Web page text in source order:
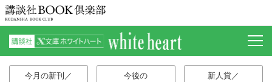
今月の新刊／
今後の
新人賞／